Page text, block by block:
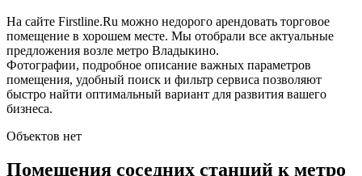
На сайте Firstline.Ru можно недорого арендовать торговое
помещение в хорошем месте. Мы отобрали все актуальные
предложения возле метро Владыкино.
Фотографии, подробное описание важных параметров
помещения, удобный поиск и фильтр сервиса позволяют
быстро найти оптимальный вариант для развития вашего
бизнеса.
Объектов нет
Помещения соседних станций к метро